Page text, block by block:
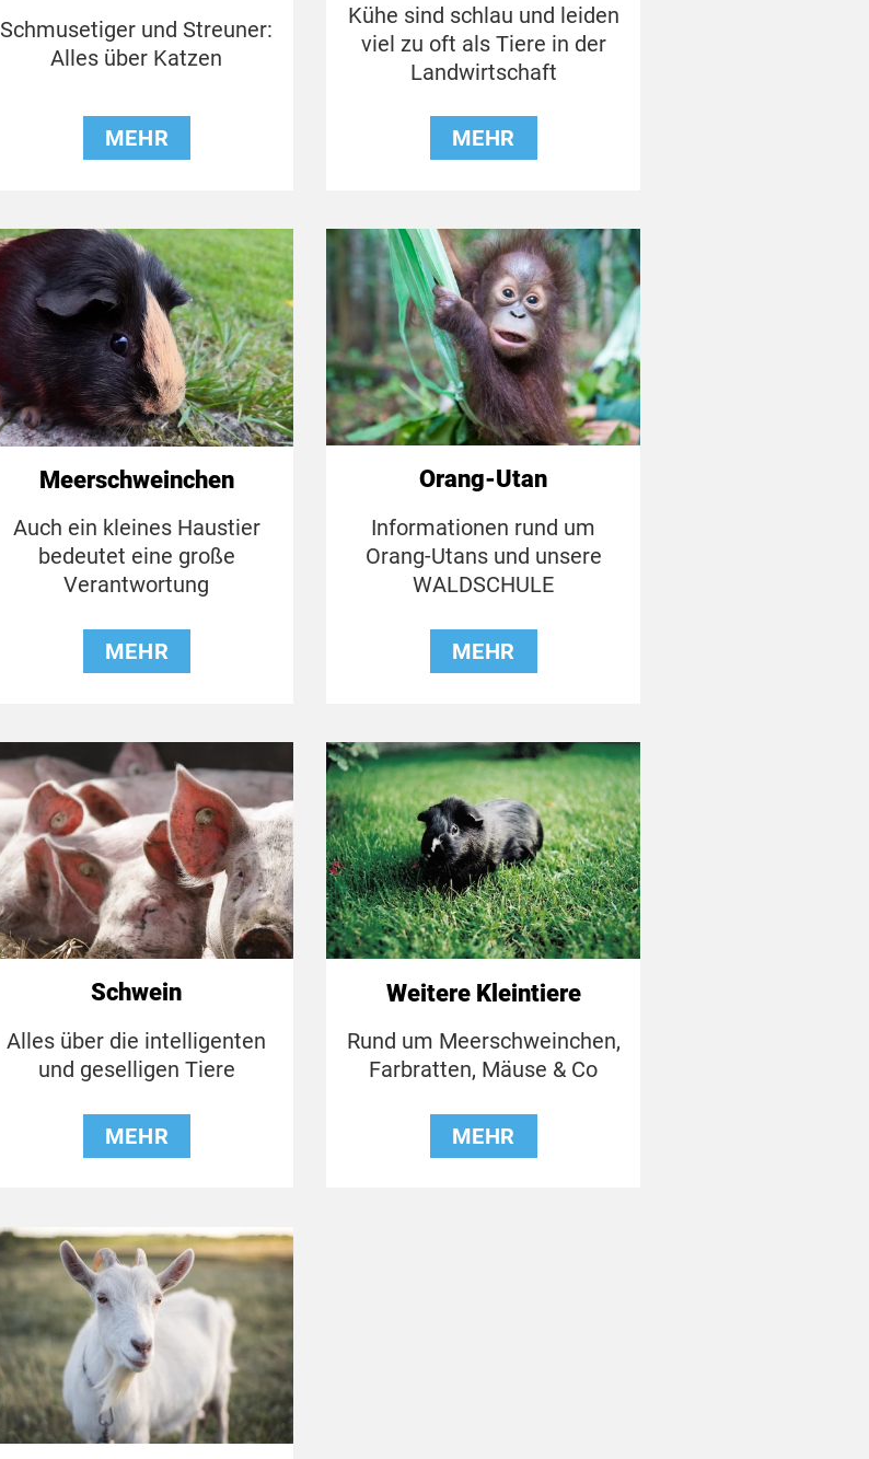
Schmusetiger und Streuner:
Alles über Katzen
MEHR
Kühe sind schlau und leiden
viel zu oft als Tiere in der
Landwirtschaft
MEHR
Meerschweinchen
Auch ein kleines Haustier
bedeutet eine große
Verantwortung
MEHR
Orang-Utan
Informationen rund um
Orang-Utans und unsere
WALDSCHULE
MEHR
Schwein
Alles über die intelligenten
und geselligen Tiere
MEHR
Weitere Kleintiere
Rund um Meerschweinchen,
Farbratten, Mäuse & Co
MEHR